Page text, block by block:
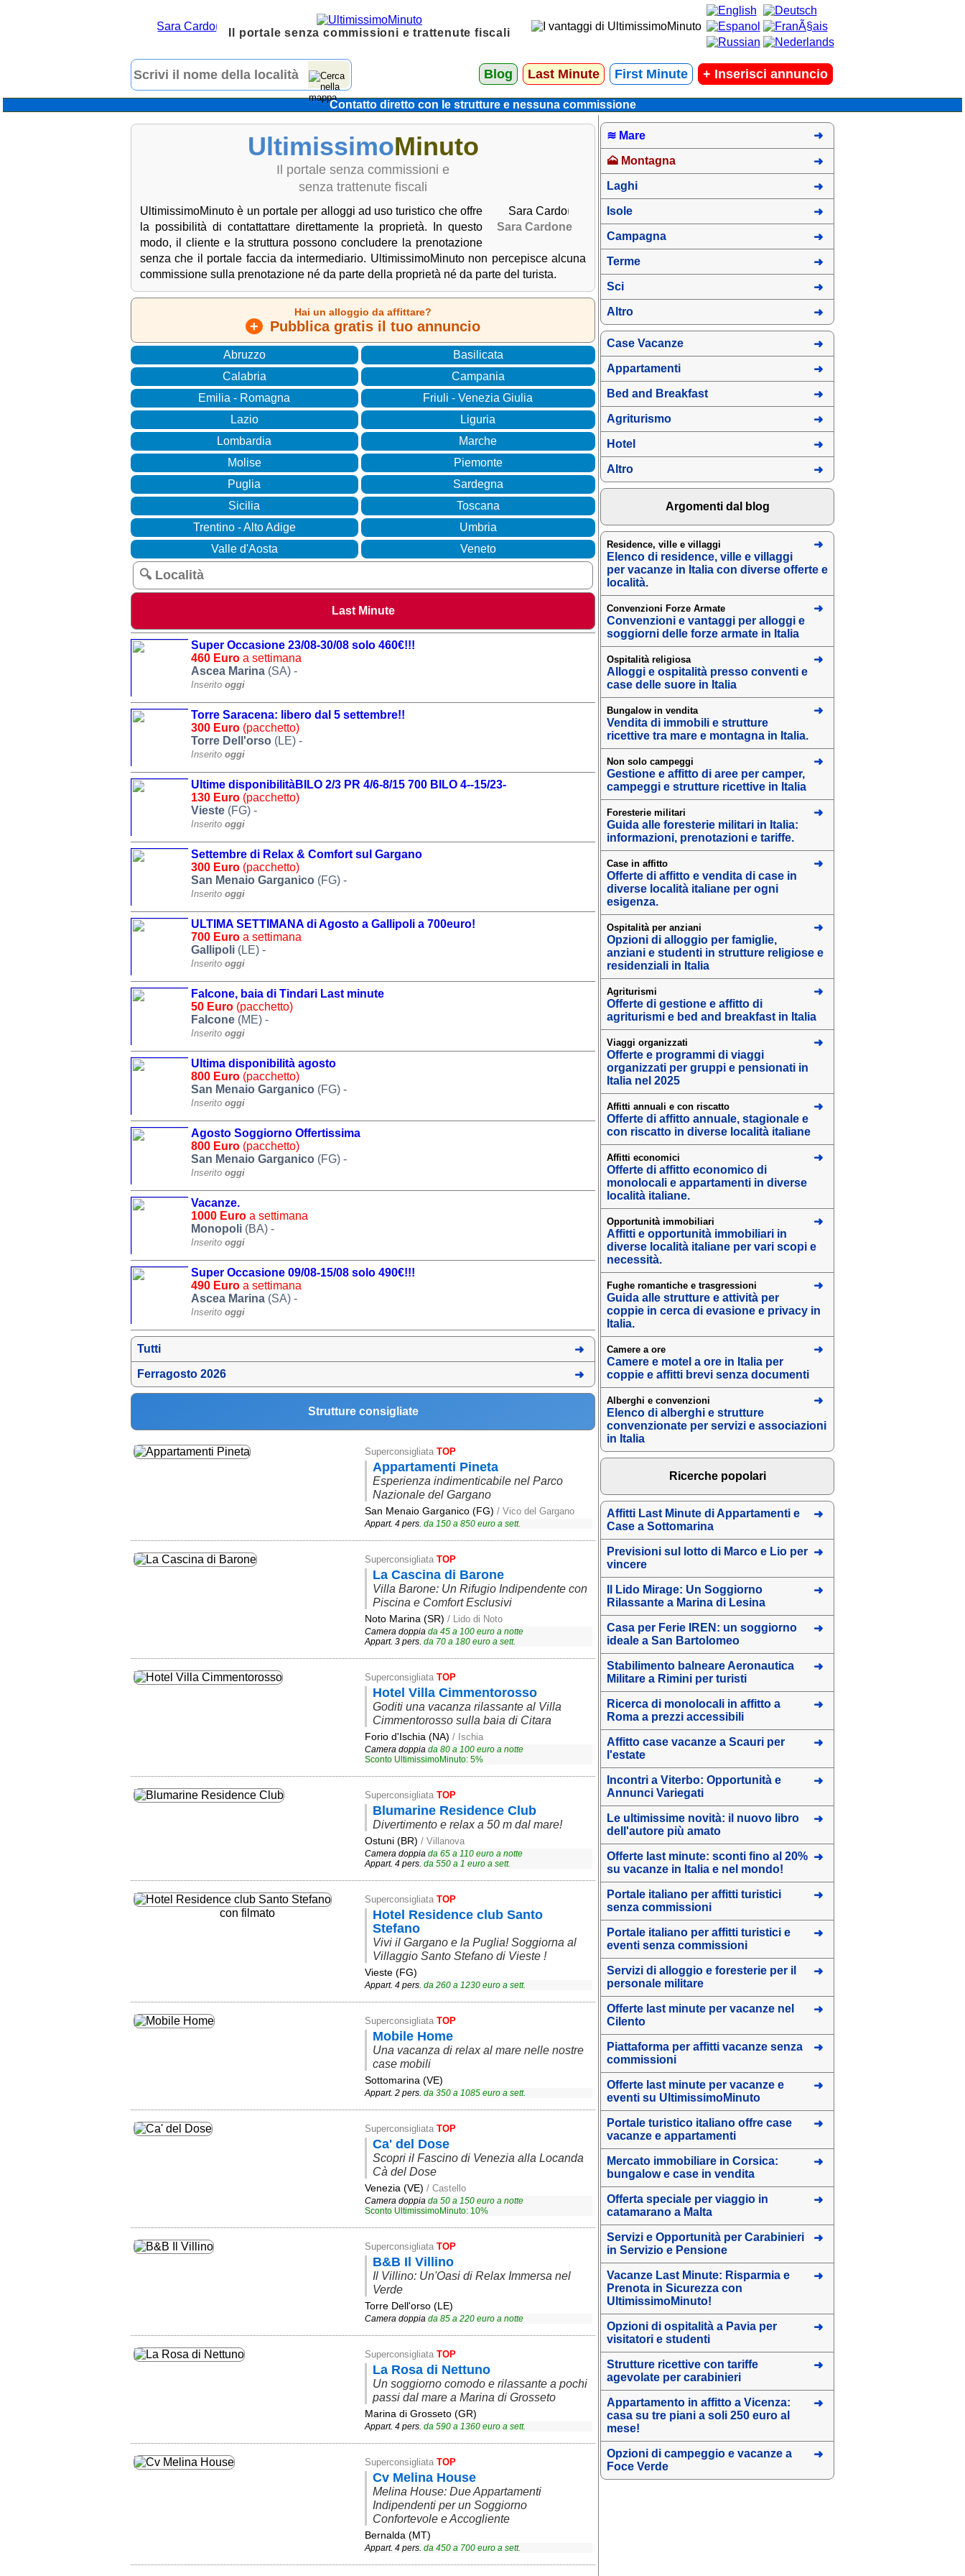
Il portale senza commissioni e trattenute fiscali
Blog Last Minute First Minute + Inserisci annuncio
Contatto diretto con le strutture e nessuna commissione
UltimissimoMinuto
Il portale senza commissioni e
senza trattenute fiscali
Sara Cardone
UltimissimoMinuto è un portale per alloggi ad uso turistico che offre
la possibilità di contattattare direttamente la proprietà. In questo
modo, il cliente e la struttura possono concludere la prenotazione
senza che il portale faccia da intermediario. UltimissimoMinuto non percepisce alcuna
commissione sulla prenotazione né da parte della proprietà né da parte del turista.
Hai un alloggio da affittare?
+ Pubblica gratis il tuo annuncio
Abruzzo
Basilicata
Calabria
Campania
Emilia - Romagna
Friuli - Venezia Giulia
Lazio
Liguria
Lombardia
Marche
Molise
Piemonte
Puglia
Sardegna
Sicilia
Toscana
Trentino - Alto Adige
Umbria
Valle d'Aosta
Veneto
Last Minute
Super Occasione 23/08-30/08 solo 460€!!!
460 Euro a settimana
Ascea Marina (SA) -
Inserito oggi
Torre Saracena: libero dal 5 settembre!!
300 Euro (pacchetto)
Torre Dell'orso (LE) -
Inserito oggi
Ultime disponibilitàBILO 2/3 PR 4/6-8/15 700 BILO 4--15/23-
130 Euro (pacchetto)
Vieste (FG) -
Inserito oggi
Settembre di Relax & Comfort sul Gargano
300 Euro (pacchetto)
San Menaio Garganico (FG) -
Inserito oggi
ULTIMA SETTIMANA di Agosto a Gallipoli a 700euro!
700 Euro a settimana
Gallipoli (LE) -
Inserito oggi
Falcone, baia di Tindari Last minute
50 Euro (pacchetto)
Falcone (ME) -
Inserito oggi
Ultima disponibilità agosto
800 Euro (pacchetto)
San Menaio Garganico (FG) -
Inserito oggi
Agosto Soggiorno Offertissima
800 Euro (pacchetto)
San Menaio Garganico (FG) -
Inserito oggi
Vacanze.
1000 Euro a settimana
Monopoli (BA) -
Inserito oggi
Super Occasione 09/08-15/08 solo 490€!!!
490 Euro a settimana
Ascea Marina (SA) -
Inserito oggi
Tutti
Ferragosto 2026
Strutture consigliate
Superconsigliata TOP
Appartamenti Pineta
Esperienza indimenticabile nel Parco
Nazionale del Gargano
San Menaio Garganico (FG) / Vico del Gargano
Appart. 4 pers. da 150a 850euro a sett.
Superconsigliata TOP
La Cascina di Barone
Villa Barone: Un Rifugio Indipendente con
Piscina e Comfort Esclusivi
Noto Marina (SR) / Lido di Noto
Camera doppia da 45a 100euro a notte
Appart. 3 pers. da 70a 180euro a sett.
Superconsigliata TOP
Hotel Villa Cimmentorosso
Goditi una vacanza rilassante al Villa
Cimmentorosso sulla baia di Citara
Forio d'Ischia (NA) / Ischia
Camera doppia da 80a 100euro a notte
Sconto UltimissimoMinuto: 5%
Superconsigliata TOP
Blumarine Residence Club
Divertimento e relax a 50 m dal mare!
Ostuni (BR) / Villanova
Camera doppia da 65a 110euro a notte
Appart. 4 pers. da 550a 1 euro a sett.
con filmato
Superconsigliata TOP
Hotel Residence club Santo
Stefano
Vivi il Gargano e la Puglia! Soggiorna al
Villaggio Santo Stefano di Vieste !
Vieste (FG)
Appart. 4 pers. da 260a 1230euro a sett.
Superconsigliata TOP
Mobile Home
Una vacanza di relax al mare nelle nostre
case mobili
Sottomarina (VE)
Appart. 2 pers. da 350a 1085euro a sett.
Superconsigliata TOP
Ca' del Dose
Scopri il Fascino di Venezia alla Locanda
Cà del Dose
Venezia (VE) / Castello
Camera doppia da 50a 150euro a notte
Sconto UltimissimoMinuto: 10%
Superconsigliata TOP
B&B Il Villino
Il Villino: Un'Oasi di Relax Immersa nel
Verde
Torre Dell'orso (LE)
Camera doppia da 85a 220euro a notte
Superconsigliata TOP
La Rosa di Nettuno
Un soggiorno comodo e rilassante a pochi
passi dal mare a Marina di Grosseto
Marina di Grosseto (GR)
Appart. 4 pers. da 590a 1360euro a sett.
Superconsigliata TOP
Cv Melina House
Melina House: Due Appartamenti
Indipendenti per un Soggiorno
Confortevole e Accogliente
Bernalda (MT)
Appart. 4 pers. da 450a 700euro a sett.
≋ Mare
🗻 Montagna
Laghi
Isole
Campagna
Terme
Sci
Altro
Case Vacanze
Appartamenti
Bed and Breakfast
Agriturismo
Hotel
Altro
Argomenti dal blog
Residence, ville e villaggi
Elenco di residence, ville e villaggi
per vacanze in Italia con diverse offerte e
località.
Convenzioni Forze Armate
Convenzioni e vantaggi per alloggi e
soggiorni delle forze armate in Italia
Ospitalità religiosa
Alloggi e ospitalità presso conventi e
case delle suore in Italia
Bungalow in vendita
Vendita di immobili e strutture
ricettive tra mare e montagna in Italia.
Non solo campeggi
Gestione e affitto di aree per camper,
campeggi e strutture ricettive in Italia
Foresterie militari
Guida alle foresterie militari in Italia:
informazioni, prenotazioni e tariffe.
Case in affitto
Offerte di affitto e vendita di case in
diverse località italiane per ogni
esigenza.
Ospitalità per anziani
Opzioni di alloggio per famiglie,
anziani e studenti in strutture religiose e
residenziali in Italia
Agriturismi
Offerte di gestione e affitto di
agriturismi e bed and breakfast in Italia
Viaggi organizzati
Offerte e programmi di viaggi
organizzati per gruppi e pensionati in
Italia nel 2025
Affitti annuali e con riscatto
Offerte di affitto annuale, stagionale e
con riscatto in diverse località italiane
Affitti economici
Offerte di affitto economico di
monolocali e appartamenti in diverse
località italiane.
Opportunità immobiliari
Affitti e opportunità immobiliari in
diverse località italiane per vari scopi e
necessità.
Fughe romantiche e trasgressioni
Guida alle strutture e attività per
coppie in cerca di evasione e privacy in
Italia.
Camere a ore
Camere e motel a ore in Italia per
coppie e affitti brevi senza documenti
Alberghi e convenzioni
Elenco di alberghi e strutture
convenzionate per servizi e associazioni
in Italia
Ricerche popolari
Affitti Last Minute di Appartamenti e
Case a Sottomarina
Previsioni sul lotto di Marco e Lio per
vincere
Il Lido Mirage: Un Soggiorno
Rilassante a Marina di Lesina
Casa per Ferie IREN: un soggiorno
ideale a San Bartolomeo
Stabilimento balneare Aeronautica
Militare a Rimini per turisti
Ricerca di monolocali in affitto a
Roma a prezzi accessibili
Affitto case vacanze a Scauri per
l'estate
Incontri a Viterbo: Opportunità e
Annunci Variegati
Le ultimissime novità: il nuovo libro
dell'autore più amato
Offerte last minute: sconti fino al 20%
su vacanze in Italia e nel mondo!
Portale italiano per affitti turistici
senza commissioni
Portale italiano per affitti turistici e
eventi senza commissioni
Servizi di alloggio e foresterie per il
personale militare
Offerte last minute per vacanze nel
Cilento
Piattaforma per affitti vacanze senza
commissioni
Offerte last minute per vacanze e
eventi su UltimissimoMinuto
Portale turistico italiano offre case
vacanze e appartamenti
Mercato immobiliare in Corsica:
bungalow e case in vendita
Offerta speciale per viaggio in
catamarano a Malta
Servizi e Opportunità per Carabinieri
in Servizio e Pensione
Vacanze Last Minute: Risparmia e
Prenota in Sicurezza con
UltimissimoMinuto!
Opzioni di ospitalità a Pavia per
visitatori e studenti
Strutture ricettive con tariffe
agevolate per carabinieri
Appartamento in affitto a Vicenza:
casa su tre piani a soli 250 euro al
mese!
Opzioni di campeggio e vacanze a
Foce Verde